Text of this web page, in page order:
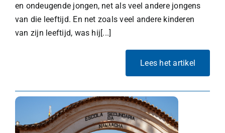
en ondeugende jongen, net als veel andere jongens
van die leeftijd. En net zoals veel andere kinderen
van zijn leeftijd, was hij[...]
Lees het artikel